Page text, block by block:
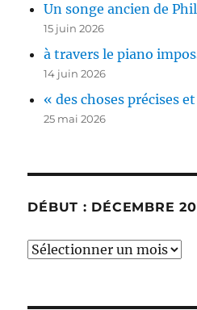
Un songe ancien de
15 juin 2026
à travers le piano
14 juin 2026
« des choses précises
25 mai 2026
DÉBUT : DÉCEMBRE
début